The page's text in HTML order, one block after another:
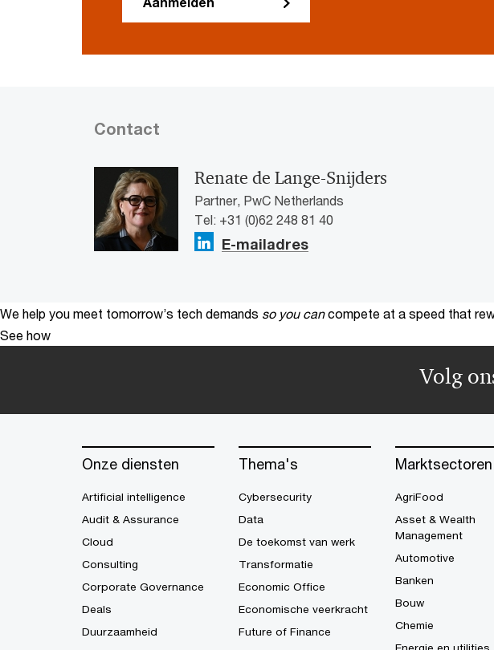
Contact
Renate de Lange-Snijders
Partner, PwC Netherlands
Tel: +31 (0)62 248 81 40
E-mailadres
We help you meet tomorrow’s tech demands so you can compete at a speed that
See how
Volg
Onze diensten
Artificial intelligence
Audit & Assurance
Cloud
Consulting
Corporate Governance
Deals
Duurzaamheid
Thema's
Cybersecurity
Data
De toekomst van werk
Transformatie
Economic Office
Economische veerkracht
Future of Finance
Marktsectoren
AgriFood
Asset & Wealth
Management
Automotive
Banken
Bouw
Chemie
Energie en utilities